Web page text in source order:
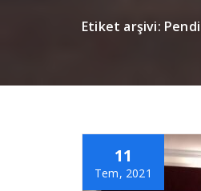
Etiket arşivi:
11
Tem, 2021